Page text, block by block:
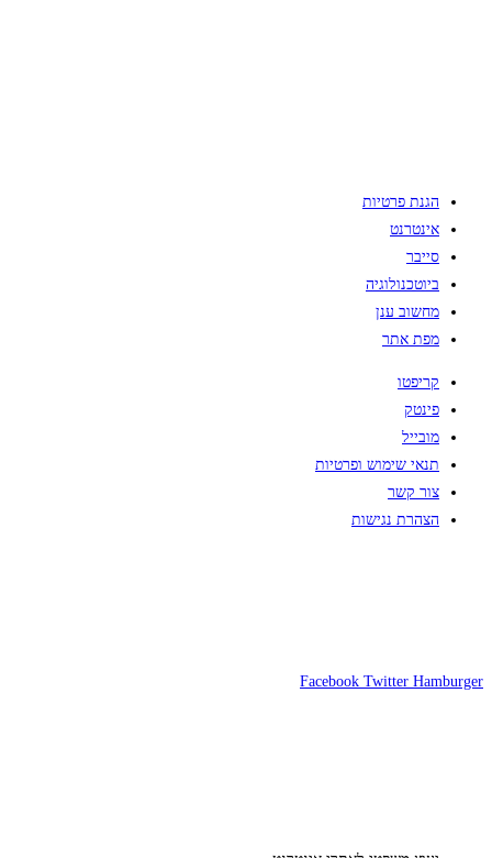
הגנת פרטיות
אינטרנט
סייבר
ביוטכנולוגיה
מחשוב ענן
מפת אתר
קריפטו
פינטק
מובייל
תנאי שימוש ופרטיות
צור קשר
הצהרת נגישות
Facebook Twitter Hamburger